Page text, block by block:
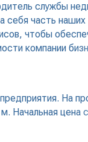
службы
себя часть наших
чтобы
компании
На
Начальная цена